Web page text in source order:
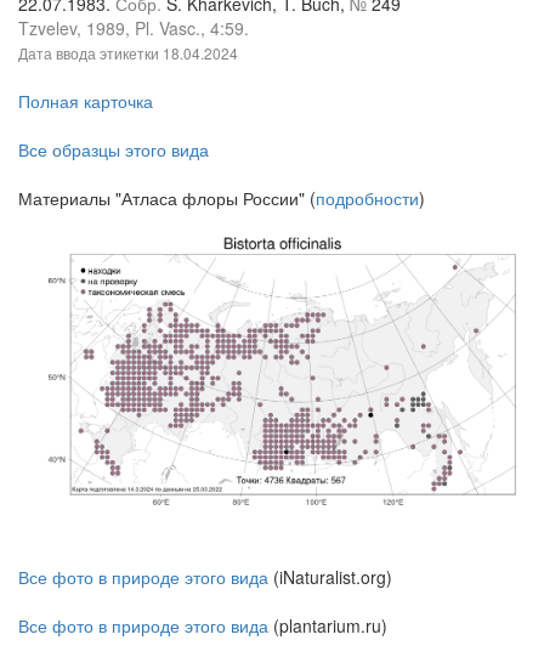
Tzvelev, 1989, Pl. Vasc., 4:59.
Дата ввода этикетки 18.04.2024
Полная карточка
Все образцы этого вида
Материалы "Атласа флоры России" (подробности)
Все фото в природе этого вида (iNaturalist.org)
Все фото в природе этого вида (plantarium.ru)